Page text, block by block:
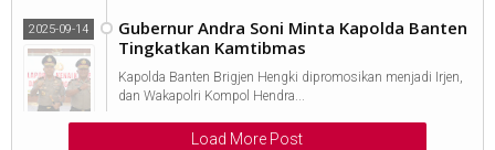
Gubernur Andra Soni Minta Kapolda Banten
Tingkatkan Kamtibmas
2025-09-14
Kapolda Banten Brigjen Hengki dipromosikan menjadi Irjen,
dan Wakapolri Kompol Hendra...
Load More Post